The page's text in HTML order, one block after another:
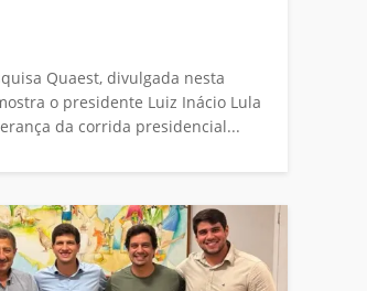
Quaest, divulgada nesta
o presidente Luiz Inácio Lula
da corrida presidencial...